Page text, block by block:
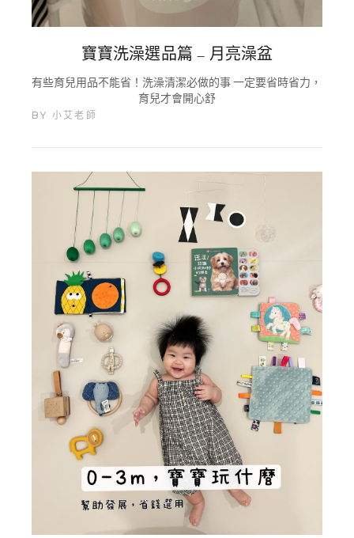
寶寶洗澡選品篇 – 月亮澡盆
有些育兒用品不能省！洗澡清潔必做的事 一定要省時省力，
育兒才會開心舒
BY 小艾老師